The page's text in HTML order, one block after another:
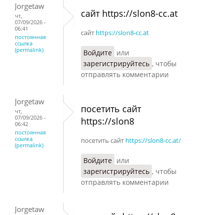
Jorgetaw
чт,
07/09/2026 -
06:41
постоянная
ссылка
(permalink)
сайт https://slon8-cc.at
сайт https://slon8-cc.at
Войдите или
зарегистрируйтесь , чтобы
отправлять комментарии
Jorgetaw
чт,
07/09/2026 -
06:42
постоянная
ссылка
(permalink)
посетить сайт
https://slon8
посетить сайт https://slon8-cc.at/
Войдите или
зарегистрируйтесь , чтобы
отправлять комментарии
Jorgetaw